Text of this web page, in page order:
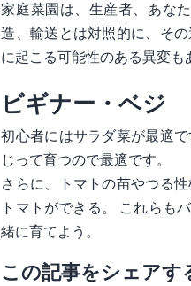
家庭菜園は、生産者、あな
造、輸送とは対照的に、そ
に起こる可能性のある異変も
ビギナー・ベジ
初心者にはサラダ菜が最適
じって育つので最適です。
さらに、トマトの苗やつる
トマトができる。 これらも
緒に育てよう。
この記事をシェアす